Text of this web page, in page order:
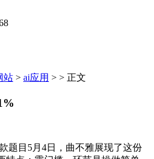
站 > ai应用 > > 正文
目5月4日，曲不雅展现了这份